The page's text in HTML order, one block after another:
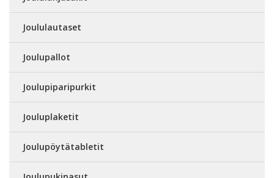
Joululautaset
Joulupallot
Joulupiparipurkit
Jouluplaketit
Joulupöytätabletit